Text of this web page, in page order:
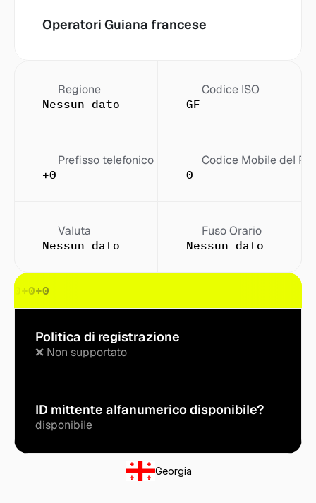
Operatori Guiana francese
Regione
Nessun dato
Codice ISO
GF
Prefisso telefonico
+0
Codice Mobile del
0
Valuta
Nessun dato
Fuso Orario
Nessun dato
+0 +0+0
Politica di registrazione
❌ Non supportato
ID mittente alfanumerico disponibile?
disponibile
Georgia